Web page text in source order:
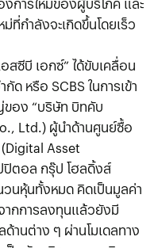
การใหม่ของผู้บริโภค และ
ที่กำลังจะเกิดขึ้นโดยเร็ว
สซีบี เอกซ์” ได้ขับเคลื่อน
หรือ SCBS ในการเข้า
อง “บริษัท บิทคับ
Ltd.) ผู้นำด้านศูนย์ซื้อ
Asset
ปิตอล กรุ๊ป โฮลดิ้งส์
วนหุ้นทั้งหมด คิดเป็นมูลค่า
ากการลงทุนแล้วยังมี
นต่าง ๆ ผ่านโมเดลทาง